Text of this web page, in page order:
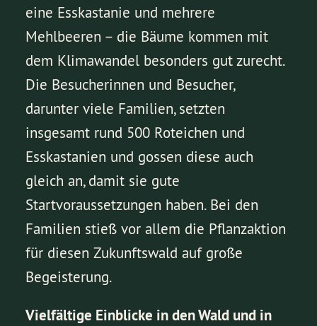
eine Esskastanie und mehrere
Mehlbeeren – die Bäume kommen mit
dem Klimawandel besonders gut zurecht.
Die Besucherinnen und Besucher,
darunter viele Familien, setzten
insgesamt rund 500 Roteichen und
Esskastanien und gossen diese auch
gleich an, damit sie gute
Startvoraussetzungen haben. Bei den
Familien stieß vor allem die Pflanzaktion
für diesen Zukunftswald auf große
Begeisterung.
Vielfältige Einblicke in den Wald und in